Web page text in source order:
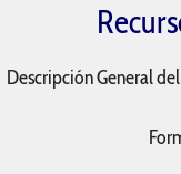
Descripción General